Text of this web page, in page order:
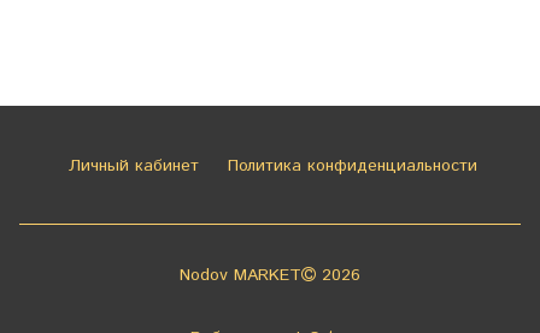
Личный кабинет Политика конфиденциальности
Nodov MARKET 2026